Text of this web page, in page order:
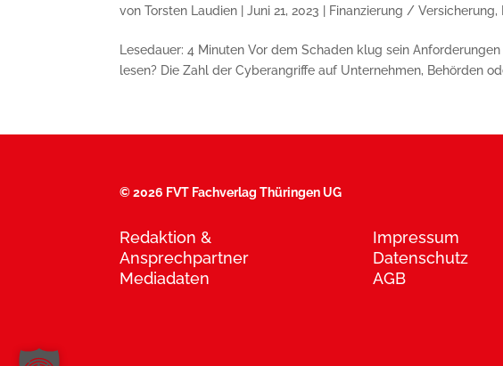
vonTorsten Laudien |Juni 21, 2023 Finanzierung / Versicherung,
Lesedauer: 4 Minuten Vor dem Schaden klug sein
lesen? Die Zahl der Cyber­an­grif­fe auf Unter­nehmen, Behör­den
©2026 FVT Fachverlag Thüringen UG
Redaktion &
Ansprechpartner
Mediadaten
Impressum
Datenschutz
AGB